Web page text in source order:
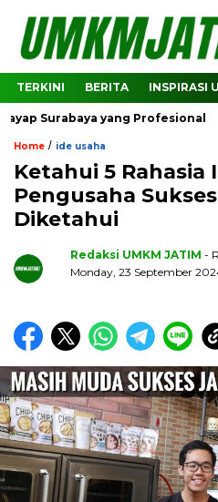
TERKINI BERITA INSPIRASI
yang Profesional
Home / ide usaha
Ketahui 5 Rahasia
Pengusaha
Diketahui
Redaksi UMKM JATIM -
Monday, 23 September